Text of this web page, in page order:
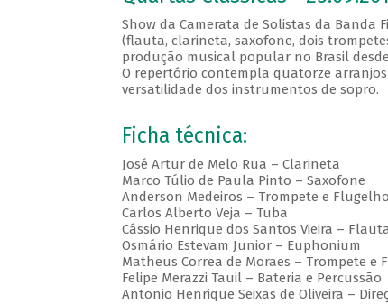
Show da Camerata de Solistas da Banda
(flauta, clarineta, saxofone, dois
produção musical popular no Brasil
O repertório contempla quatorze
versatilidade dos instrumentos de sopro.
Ficha técnica:
José Artur de Melo Rua – Clarineta
Marco Túlio de Paula Pinto – Saxofone
Anderson Medeiros – Trompete e
Carlos Alberto Veja – Tuba
Cássio Henrique dos Santos Vieira –
Osmário Estevam Junior – Euphonium
Matheus Correa de Moraes – Trompete e
Felipe Merazzi Tauil – Bateria e Percussão
Antonio Henrique Seixas de Oliveira –